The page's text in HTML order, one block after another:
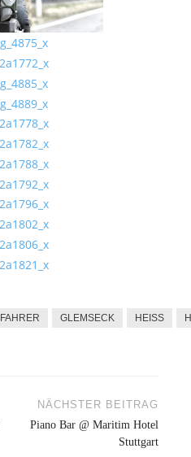
FAHRER GLEMSECK HEISS
NÄCHSTER BEITRAG
Piano Bar @ Maritim Hotel
Stuttgart